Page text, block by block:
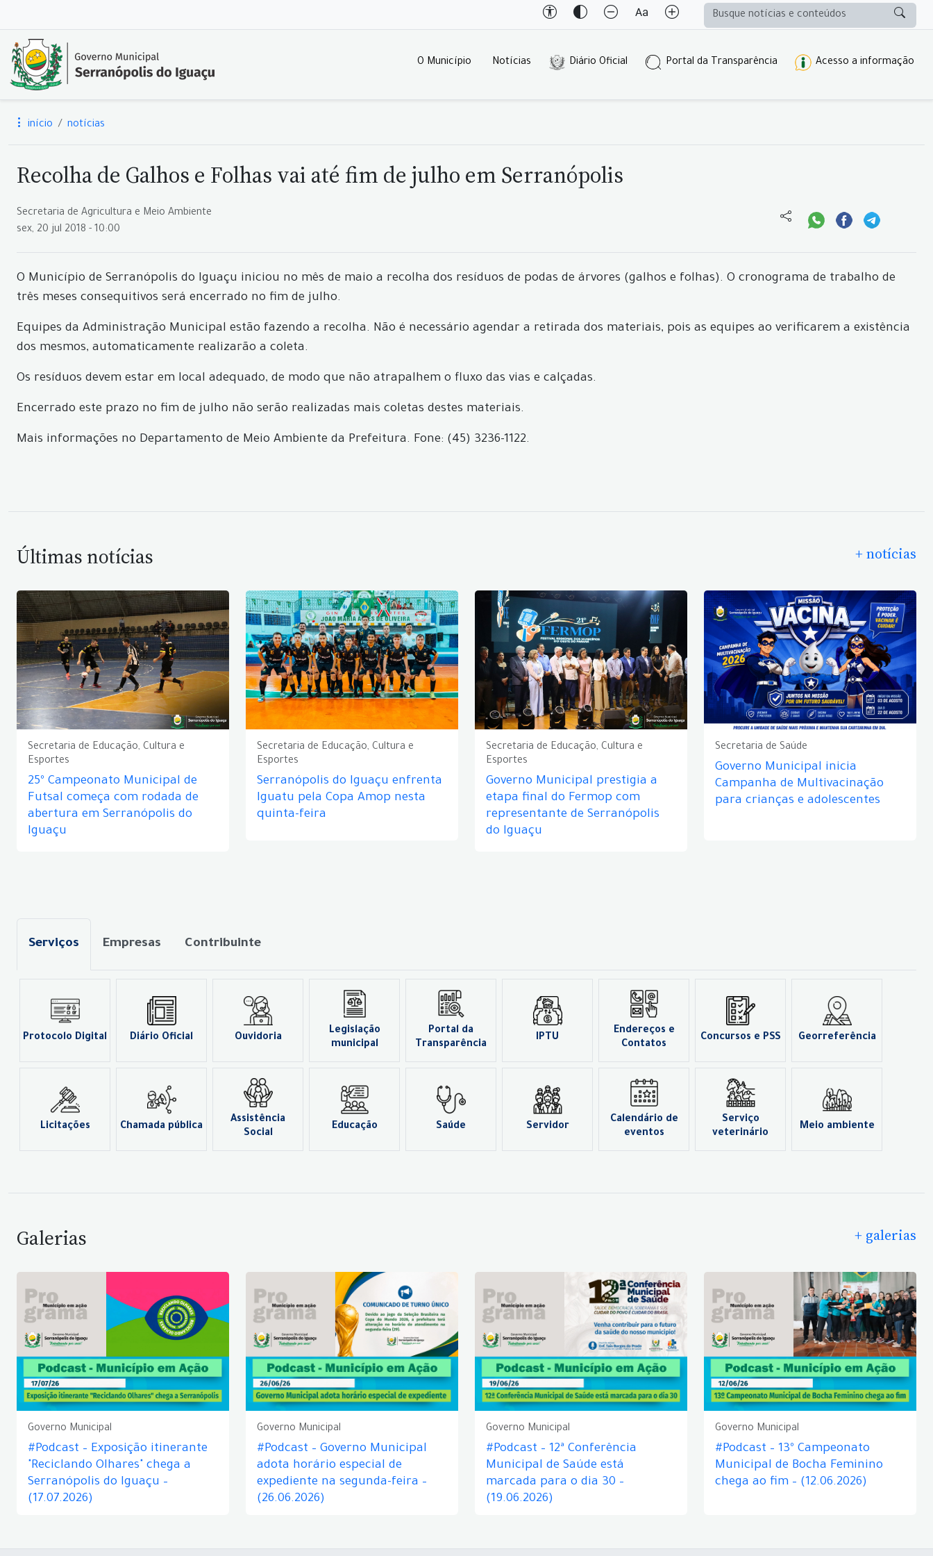
O Município Notícias Diário Oficial Portal da Transparência Acesso a informação
início notícias
Recolha de Galhos e Folhas vai até fim de julho em Serranópolis
Secretaria de Agricultura e Meio Ambiente
sex, 20 jul 2018 - 10:00
O Município de Serranópolis do Iguaçu iniciou no mês de maio a recolha dos resíduos de podas de árvores (galhos e folhas). O cronograma de trabalho de
três meses consequitivos será encerrado no fim de julho.
Equipes da Administração Municipal estão fazendo a recolha. Não é necessário agendar a retirada dos materiais, pois as equipes ao verificarem a existência
dos mesmos, automaticamente realizarão a coleta.
Os resíduos devem estar em local adequado, de modo que não atrapalhem o fluxo das vias e calçadas.
Encerrado este prazo no fim de julho não serão realizadas mais coletas destes materiais.
Mais informações no Departamento de Meio Ambiente da Prefeitura. Fone: (45) 3236-1122.
Últimas notícias + notícias
Secretaria de Educação, Cultura e
Esportes
25º Campeonato Municipal de
Futsal começa com rodada de
abertura em Serranópolis do
Iguaçu
Secretaria de Educação, Cultura e
Esportes
Serranópolis do Iguaçu enfrenta
Iguatu pela Copa Amop nesta
quinta-feira
Secretaria de Educação, Cultura e
Esportes
Governo Municipal prestigia a
etapa final do Fermop com
representante de Serranópolis
do Iguaçu
Secretaria de Saúde
Governo Municipal inicia
Campanha de Multivacinação
para crianças e adolescentes
Serviços Empresas Contribuinte
Protocolo Digital Diário Oficial Ouvidoria
Legislação
municipal
Portal da
Transparência
IPTU
Endereços e
Contatos
Concursos e PSS Georreferência
Licitações Chamada pública
Assistência
Social
Educação Saúde Servidor
Calendário de
eventos
Serviço
veterinário
Meio ambiente
Galerias + galerias
Governo Municipal
#Podcast – Exposição itinerante
"Reciclando Olhares" chega a
Serranópolis do Iguaçu –
(17.07.2026)
Governo Municipal
#Podcast – Governo Municipal
adota horário especial de
expediente na segunda-feira –
(26.06.2026)
Governo Municipal
#Podcast – 12ª Conferência
Municipal de Saúde está
marcada para o dia 30 –
(19.06.2026)
Governo Municipal
#Podcast – 13º Campeonato
Municipal de Bocha Feminino
chega ao fim – (12.06.2026)